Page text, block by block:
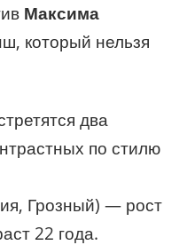
Максима
который нельзя
два
по стилю
Грозный) — рост
22 года.